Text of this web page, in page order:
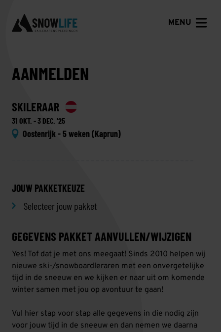
MENU
AANMELDEN
SKILERAAR
31 OKT. - 3 DEC. '25
Oostenrijk - 5 weken (Kaprun)
JOUW PAKKETKEUZE
Selecteer jouw pakket
GEGEVENS PAKKET AANVULLEN/WIJZIGEN
Yes! Tof dat je met ons meegaat! Sinds 2010 helpen wij
nieuwe ski-/snowboardleraren met een onvergetelijke
tijd in de sneeuw en we kijken er naar uit om komende
winter samen met jou op avontuur te gaan!
Vul hier stap voor stap alle gegevens in die nodig zijn
voor jouw tijd in de sneeuw en dan nemen we daarna